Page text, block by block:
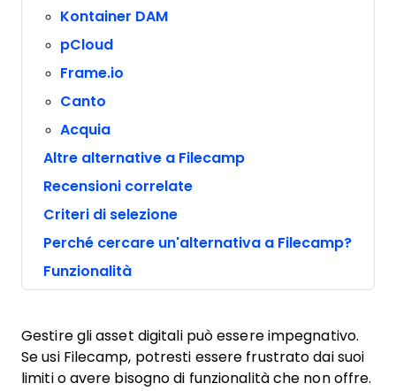
Kontainer DAM
pCloud
Frame.io
Canto
Acquia
Altre alternative a Filecamp
Recensioni correlate
Criteri di selezione
Perché cercare un'alternativa a Filecamp?
Funzionalità
Gestire gli asset digitali può essere impegnativo.
Se usi Filecamp, potresti essere frustrato dai suoi
limiti o avere bisogno di funzionalità che non offre.